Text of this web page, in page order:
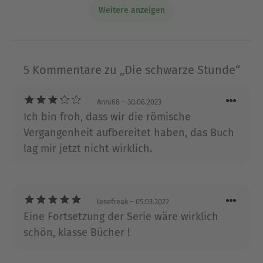
den charismatischen Ermittler Rocco Schiavone
stehen in Italien regelmäßig an der Spitze der
Weitere anzeigen
5 Kommentare zu „Die schwarze Stunde“
Anni68 – 30.06.2023
Ich bin froh, dass wir die römische
Vergangenheit aufbereitet haben, das Buch
lag mir jetzt nicht wirklich.
lesefreak – 05.03.2022
Eine Fortsetzung der Serie wäre wirklich
schön, klasse Bücher !